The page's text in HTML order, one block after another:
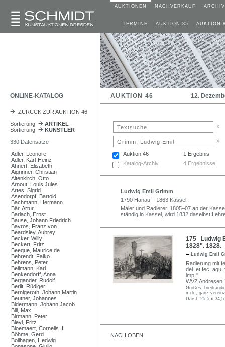
AUKTIONEN NACHVERKAUF ARCHIV
TERMINE AUKTION 85 AUKTION
ONLINE-KATALOG AUKTION 46 12.
ZURÜCK ZUR AUKTION 46
Sortierung
ARTIKEL
Sortierung
KÜNSTLER
330 Datensätze
Adler, Leonore
Adler, Karl-Heinz
Ahnert, Elisabeth
Aigrinner, Christian
Altenkirch, Otto
Arnout, Louis Jules
Artes, Sigrid
Asendorpf, Bartold
Bachmann, Hermann
Bär, Artur
Barlach, Ernst
Bause, Johann Friedrich
Bayros, Franz von
Beardsley, Aubrey
Becker, Willy
Beckert, Fritz
Beeque, Maurice de
Behrendt, Falko
Behrens, Peter
Bellmann, Karl
Benkendorff, Anna
Bergander, Rudolf
Berlit, Rüdiger
Bernigeroth, Johann Martin
Beutner, Johannes
Bidermann, Johann Jacob
Bill, Max
Birmann, Peter
Bleyl, Fritz
Bloemaert, Cornelis II
Böhme, Gerd
Bollhagen, Hedwig
x
x
Auktion 46
1 Ergebnis
Katalog-Archiv
4 Ergebnisse
Ludwig Emil Grimm
1790 Hanau – 1863 Kassel
Maler und Radierer. 1805–07 an der
ständig in Kassel, wird 1832 daselbst
175 Ludwig
1828". 1828.
Ludwig Emil
Radierung mit
del. et fec. aqu.
imp.".
WVZ Andresen
Großes,
mi.li., ganz
Darst. 25,5 x
NACH OBEN